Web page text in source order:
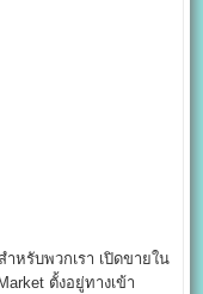
หรับพวกเรา เปิดขายใน
ตั้งอยู่ทางเข้า